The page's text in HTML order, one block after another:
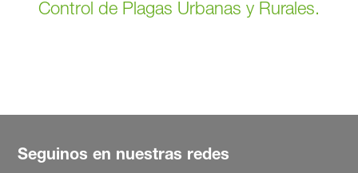
Control de Plagas Urbanas y Rurales.
Seguinos en nuestras redes